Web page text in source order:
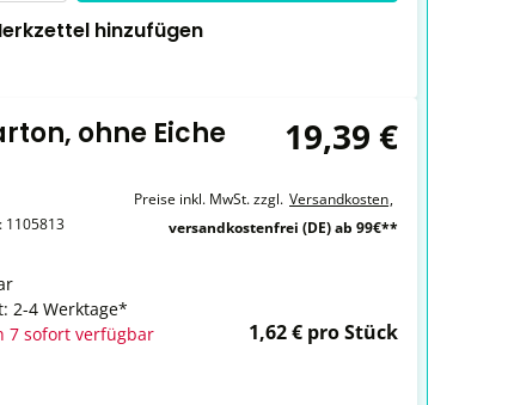
hinzufügen
ohne Eiche 19,39 €
1105813
Preise inkl. MwSt. zzgl. Versandkosten,
versandkostenfrei (DE) ab 99€**
2-4 Werktage*
7 sofort verfügbar
1,62 € pro Stück